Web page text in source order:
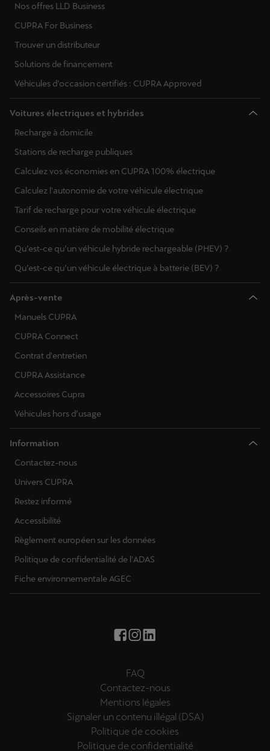
Nos offres LLD Business
CUPRA For Business
Trouver un distributeur
Solutions de financement
Véhicules d’occasion certifiés : CUPRA Approved
Voitures électriques et hybrides
Recharge à domicile
Stations de recharge publiques
Calculez vos économies en CUPRA 100% électrique
Calculez l'autonomie de votre véhicule électrique
Tarif de recharge pour votre véhicule électrique
Conseils en matière de mobilité électrique
Qu’est-ce qu’un véhicule hybride rechargeable (PHEV) ?
Qu’est-ce qu’un véhicule électrique à batterie (BEV) ?
Après-vente
Manuels CUPRA
CUPRA Connect
Contrat d'entretien
CUPRA Assistance
Accessoires Cupra
Véhicules hors d’usage
Information
Contactez-nous
Univers CUPRA
Restez informé
Accessibilité
Règlement européen sur les données
Politique de confidentialité de l'ADAS
Fiche environnementale AGEC
FAQ
Contactez-nous
Mentions légales
Signaler un contenu illégal (DSA)
Politique de cookies
Politique de confidentialité